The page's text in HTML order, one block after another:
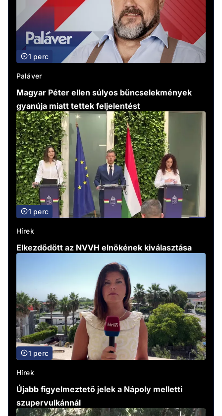
1 perc
Paláver
Magyar Péter ellen súlyos bűncselekmények
gyanúja miatt tettek feljelentést
1 perc
Hírek
Elkezdődött az NVVH elnökének kiválasztása
1 perc
Hírek
Újabb figyelmeztető jelek a Nápoly melletti
szupervulkánnál